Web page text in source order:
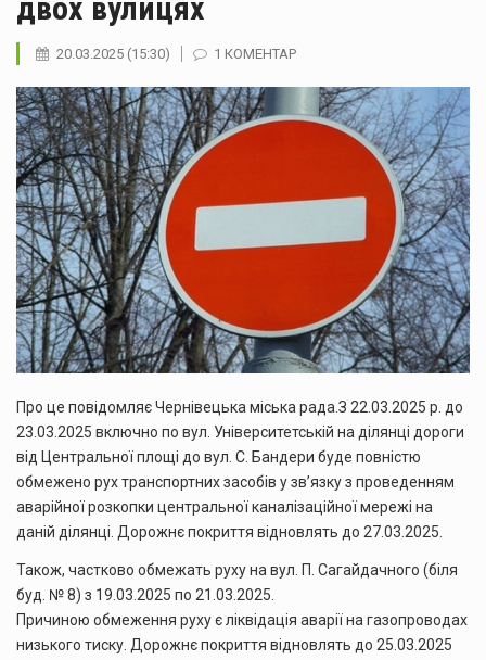
двох вулицях
20.03.2025 (15:30) 1 КОМЕНТАР
Про це повідомляє Чернівецька міська рада.З 22.03.2025 р. до
23.03.2025 включно по вул. Університетській на ділянці дороги
від Центральної площі до вул. С. Бандери буде повністю
обмежено рух транспортних засобів у зв’язку з проведенням
аварійної розкопки центральної каналізаційної мережі на
даній ділянці. Дорожнє покриття відновлять до 27.03.2025.
Також, частково обмежать руху на вул. П. Сагайдачного (біля
буд. № 8) з 19.03.2025 по 21.03.2025.
Причиною обмеження руху є ліквідація аварії на газопроводах
низького тиску. Дорожнє покриття відновлять до 25.03.2025